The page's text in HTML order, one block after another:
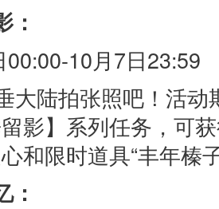
：
00:00-10月7日23:59
大陆拍张照吧！活
影】系列任务，可
和限时道具“丰年榛
：